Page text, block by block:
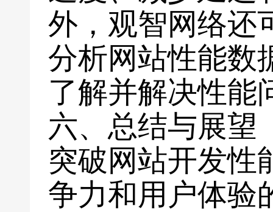
外，观智网络还
分析网站性能数
了解并解决性能
六、总结与展望
突破网站开发性
争力和用户体验